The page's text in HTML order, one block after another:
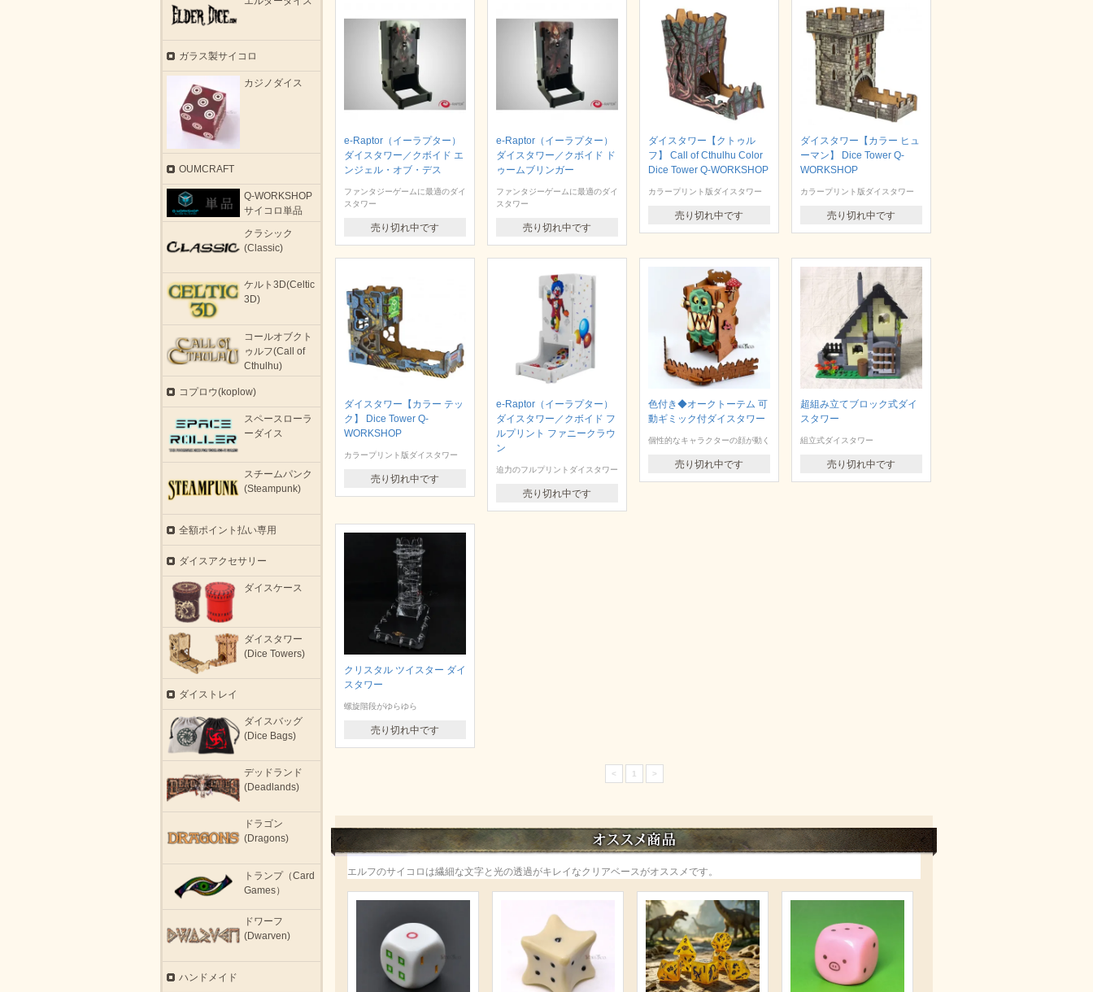
e-Raptor（イーラプター）
ダイスタワー／クボイド エ
ンジェル・オブ・デス
ファンタジーゲームに最適のダイ
スタワー
売り切れ中です
e-Raptor（イーラプター）
ダイスタワー／クボイド ド
ゥームブリンガー
ファンタジーゲームに最適のダイ
スタワー
売り切れ中です
ダイスタワー【クトゥル
フ】 Call of Cthulhu Color
Dice Tower Q-WORKSHOP
カラープリント版ダイスタワー
売り切れ中です
ダイスタワー【カラー ヒュ
ーマン】 Dice Tower Q-
WORKSHOP
カラープリント版ダイスタワー
売り切れ中です
ダイスタワー【カラー テッ
ク】 Dice Tower Q-
WORKSHOP
カラープリント版ダイスタワー
売り切れ中です
e-Raptor（イーラプター）
ダイスタワー／クボイド フ
ルプリント ファニークラウ
ン
迫力のフルプリントダイスタワー
売り切れ中です
色付き◆オークトーテム 可
動ギミック付ダイスタワー
個性的なキャラクターの顔が動く
売り切れ中です
超組み立てブロック式ダイ
スタワー
組立式ダイスタワー
売り切れ中です
クリスタル ツイスター ダイ
スタワー
螺旋階段がゆらゆら
売り切れ中です
< 1 >
エルフのサイコロは繊細な文字と光の透過がキレイなクリアベースがオススメです。
ガラス製サイコロ
カジノダイス
OUMCRAFT
Q-WORKSHOP
サイコロ単品
クラシック
(Classic)
ケルト3D(Celtic
3D)
コールオブクト
ゥルフ(Call of
Cthulhu)
コプロウ(koplow)
スペースローラ
ーダイス
スチームパンク
(Steampunk)
全額ポイント払い専用
ダイスアクセサリー
ダイスケース
ダイスタワー
(Dice Towers)
ダイストレイ
ダイスバッグ
(Dice Bags)
デッドランド
(Deadlands)
ドラゴン
(Dragons)
トランプ（Card
Games）
ドワーフ
(Dwarven)
ハンドメイド